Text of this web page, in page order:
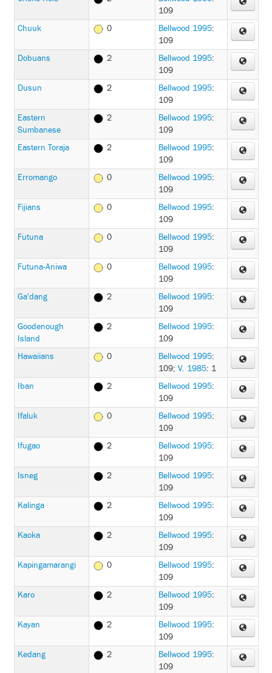
109
Chuuk
0 Bellwood 1995:
109
Dobuans
2 Bellwood 1995:
109
Dusun
2 Bellwood 1995:
109
Eastern
Sumbanese
2 Bellwood 1995:
109
Eastern Toraja
2 Bellwood 1995:
109
Erromango
0 Bellwood 1995:
109
Fijians
0 Bellwood 1995:
109
Futuna
0 Bellwood 1995:
109
Futuna-Aniwa
0 Bellwood 1995:
109
Ga'dang
2 Bellwood 1995:
109
Goodenough
Island
2 Bellwood 1995:
109
Hawaiians
0 Bellwood 1995:
109; V. 1985: 1
Iban
2 Bellwood 1995:
109
Ifaluk
0 Bellwood 1995:
109
Ifugao
2 Bellwood 1995:
109
Isneg
2 Bellwood 1995:
109
Kalinga
2 Bellwood 1995:
109
Kaoka
2 Bellwood 1995:
109
Kapingamarangi
0 Bellwood 1995:
109
Karo
2 Bellwood 1995:
109
Kayan
2 Bellwood 1995:
109
Kedang
2 Bellwood 1995:
109